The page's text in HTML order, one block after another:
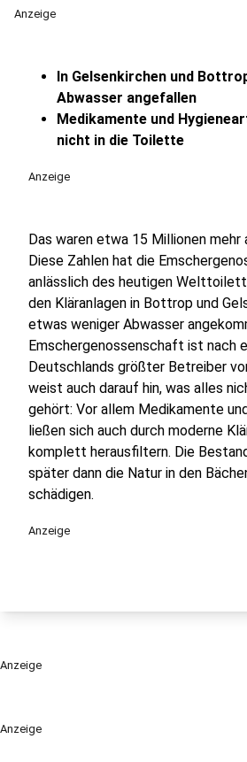
Anzeige
Anzeige
In Gelsenkirchen und
Abwasser angefallen
Medikamente und
nicht in die Toilette
Anzeige
Das waren etwa 15 Millionen mehr
Diese Zahlen hat die
anlässlich des heutigen
den Kläranlagen in Bottrop und
etwas weniger Abwasser
Emschergenossenschaft ist nach
Deutschlands größter Betreiber
weist auch darauf hin, was alles
gehört: Vor allem Medikamente
ließen sich auch durch moderne
komplett herausfiltern. Die
später dann die Natur in den
schädigen.
Anzeige
Anzeige